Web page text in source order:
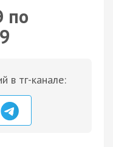
по
в тг-канале: